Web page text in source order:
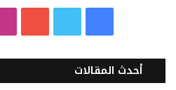
س
ي
ت
أحدث المقالات